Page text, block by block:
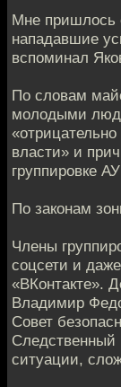
Мне пришлось
нападавшие
вспоминал
По словам
молодыми
власти» и
группировке
По законам
Члены
соцсети и
«ВКонтакте».
Владимир
Совет
Следственный
ситуации,